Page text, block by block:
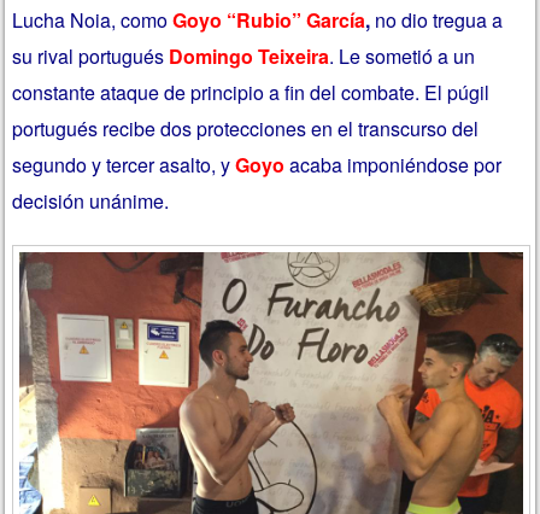
Lucha Noia, comoGoyo “Rubio” García, no dio tregua a
su rival portugués Domingo Teixeira. Le sometió a un
constante ataque de principio a fin del combate. El púgil
portugués recibe dos protecciones en el transcurso del
segundo y tercer asalto, yGoyo acaba imponiéndose por
decisión unánime.